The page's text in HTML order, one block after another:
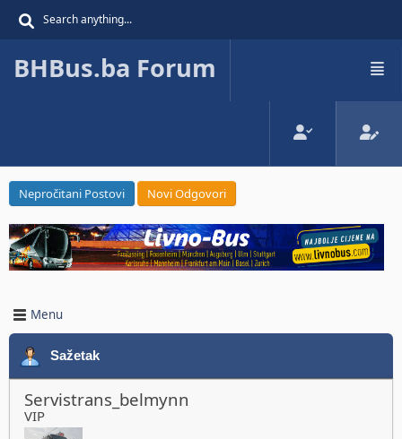
BHBus.ba Forum
Nepročitani Postovi Novi Odgovori
Menu
Sažetak
Servistrans_belmynn
VIP